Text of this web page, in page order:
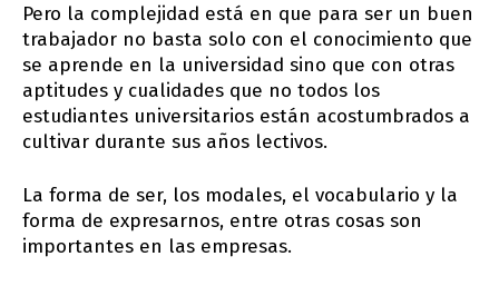
Pero la complejidad está en que para ser un buen
trabajador no basta solo con el conocimiento que
se aprende en la universidad sino que con otras
aptitudes y cualidades que no todos los
estudiantes universitarios están acostumbrados a
cultivar durante sus años lectivos.
La forma de ser, los modales, el vocabulario y la
forma de expresarnos, entre otras cosas son
importantes en las empresas.